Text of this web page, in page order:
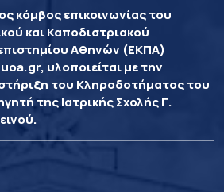
κόμβος επικοινωνίας του
και Καποδιστριακού
Αθηνών (ΕΚΠΑ)
υλοποιείται με την
του Κληροδοτήματος του
της Ιατρικής Σχολής Γ.